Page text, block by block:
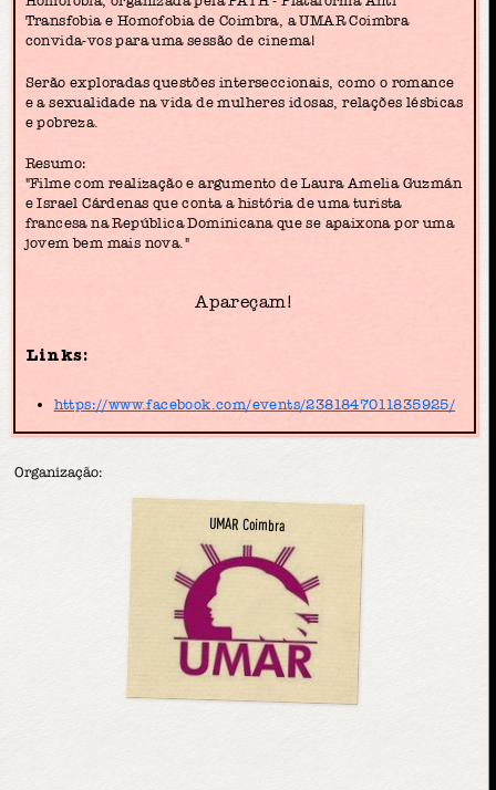
Transfobia e Homofobia de Coimbra, a UMAR Coimbra
convida-vos para uma sessão de cinema!
Serão exploradas questões interseccionais, como o romance
e a sexualidade na vida de mulheres idosas, relações lésbicas
e pobreza.
Resumo:
"Filme com realização e argumento de Laura Amelia Guzmán
e Israel Cárdenas que conta a história de uma turista
francesa na República Dominicana que se apaixona por uma
jovem bem mais nova."
Apareçam!
Links:
https://www.facebook.com/events/2381847011835925/
Organização:
UMAR Coimbra